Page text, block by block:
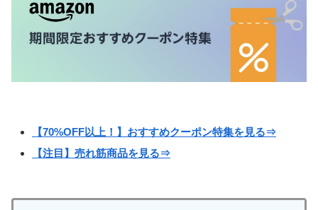
【70%OFF以上！】おすすめクーポン特集を見る⇒
【注目】売れ筋商品を見る⇒